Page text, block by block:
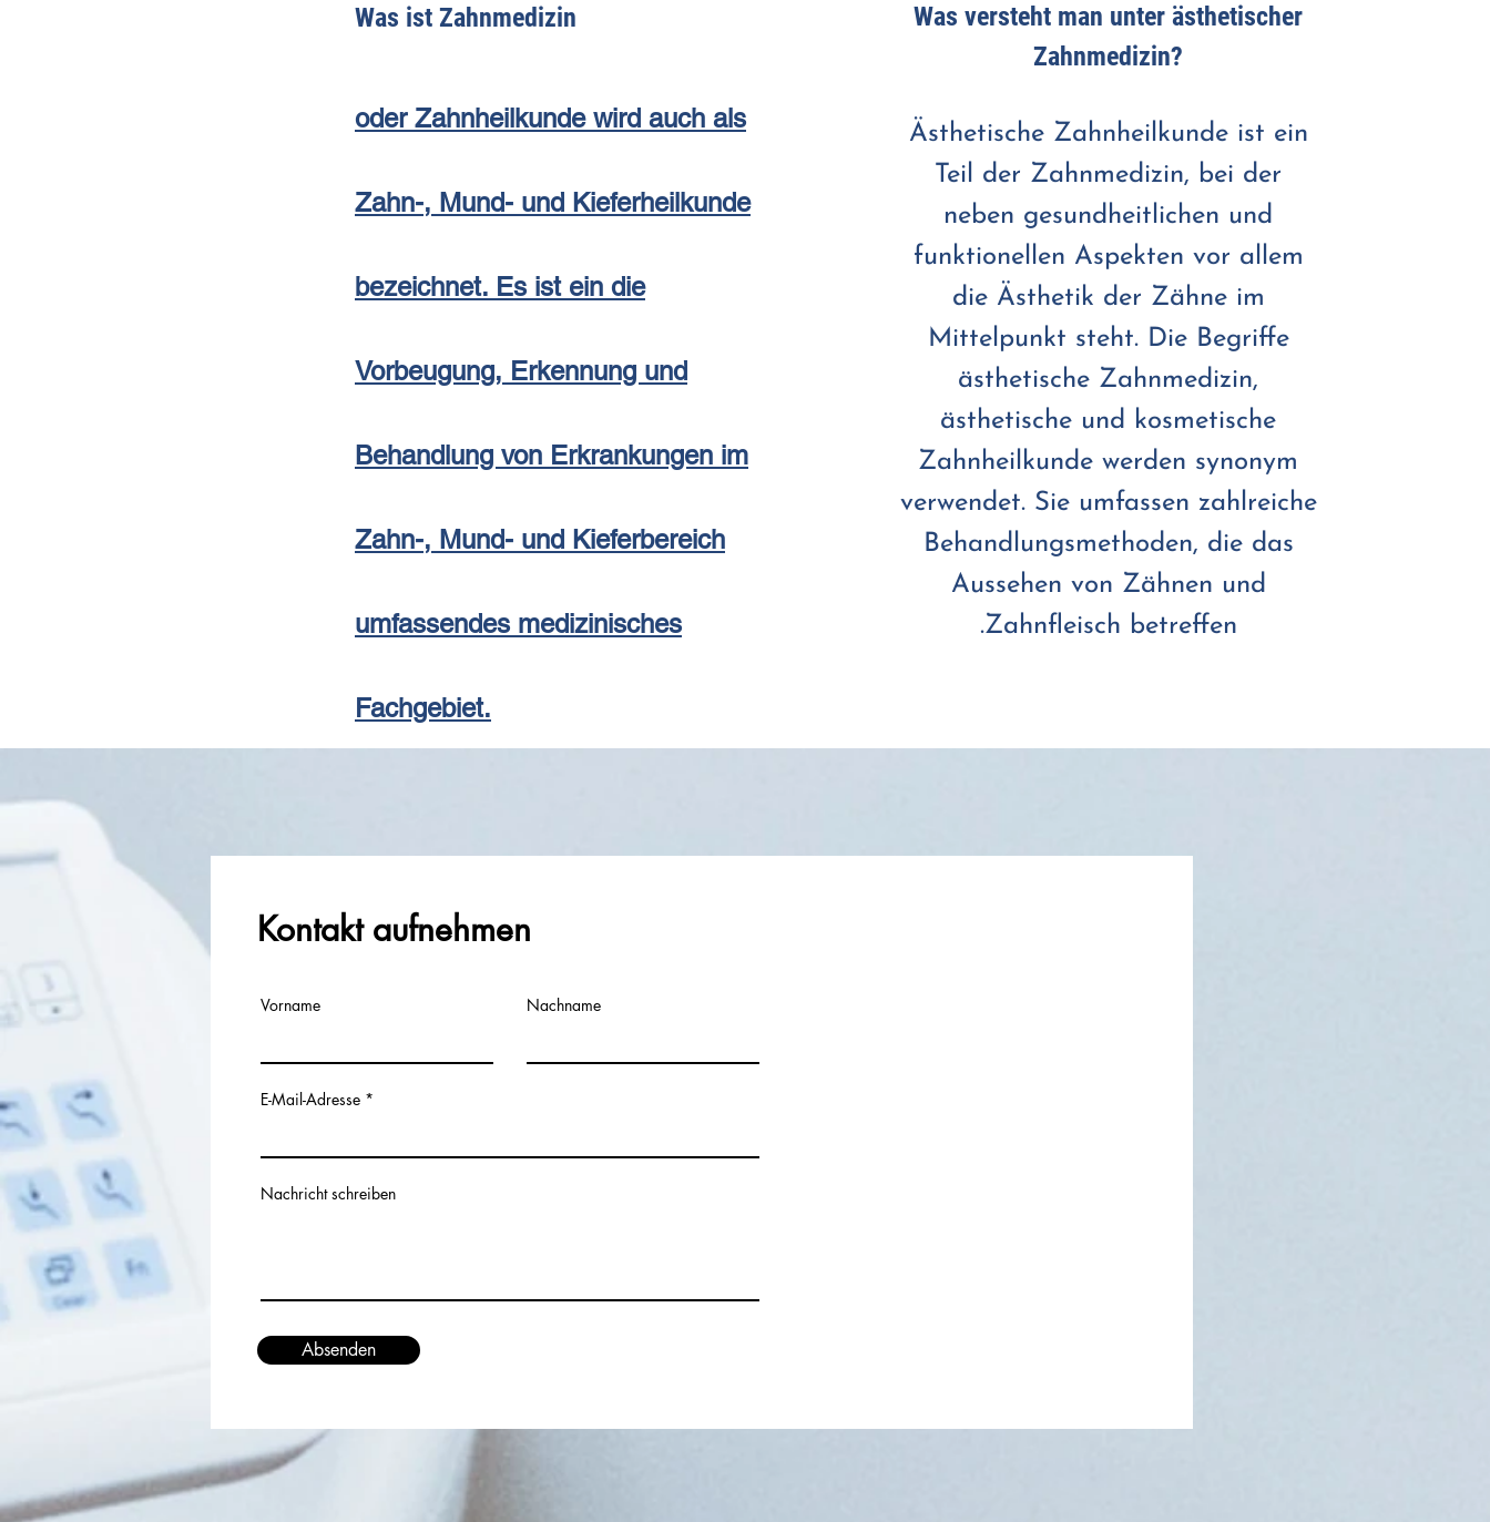
Was ist Zahnmedizin
oder Zahnheilkunde wird auch als
Zahn-, Mund- und Kieferheilkunde
bezeichnet. Es ist ein die
Vorbeugung, Erkennung und
Behandlung von Erkrankungen im
Zahn-, Mund- und Kieferbereich
umfassendes medizinisches
Fachgebiet.
Was versteht man unter ästhetischer
Zahnmedizin?
Ästhetische Zahnheilkunde ist ein
Teil der Zahnmedizin, bei der
neben gesundheitlichen und
funktionellen Aspekten vor allem
die Ästhetik der Zähne im
Mittelpunkt steht. Die Begriffe
ästhetische Zahnmedizin,
ästhetische und kosmetische
Zahnheilkunde werden synonym
verwendet. Sie umfassen zahlreiche
Behandlungsmethoden, die das
Aussehen von Zähnen und
Zahnfleisch betreffen.
Kontakt aufnehmen
Vorname Nachname
E-Mail-Adresse
Nachricht schreiben
Absenden